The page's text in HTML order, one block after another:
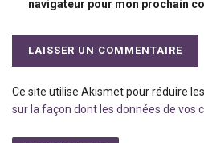
navigateur pour mon prochain
Ce site utilise Akismet pour réduire
sur la façon dont les données de vos